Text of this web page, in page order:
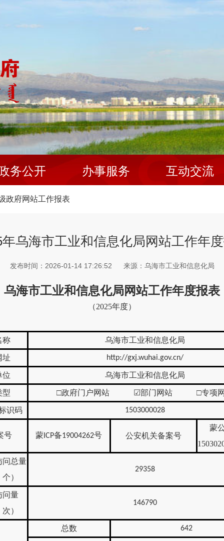
务公开 办事服务 互动交流
政府网站工作报表
年乌海市工业和信息化局网站工作年
发布时间：2026-01-14 17:26:52 来源：乌海市工业和信息化局
乌海市工业和信息化局 网站工作年度报表
（2025年度）
称 乌海市工业和信息化局
址 http://gxj.wuhai.gov.cn/
位 乌海市工业和信息化局
型 □政府门户网站 ☑部门网站 □专项
识码 1503000028
号 蒙 ICP备19004262号 公安机关备案号
蒙
问总量
）
29358
问量
）
146790
总数 642